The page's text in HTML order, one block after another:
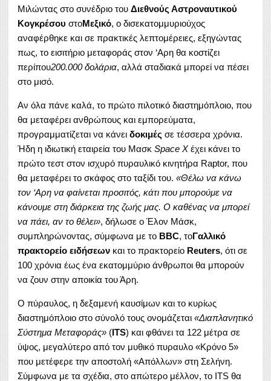
Μιλώντας στο συνέδριο του Διεθνούς Αστροναυτικού
Κογκρέσου στοΜεξικό, ο δισεκατομμυριούχος
αναφέρθηκε και σε πρακτικές λεπτομέρειες, εξηγώντας
πως, το εισιτήριο μεταφοράς στον ‘Αρη θα κοστίζει
περίπου200.000 δολάρια, αλλά σταδιακά μπορεί να πέσει
στο μισό.
Αν όλα πάνε καλά, το πρώτο πιλοτικό διαστημόπλοιο, που
θα μεταφέρει ανθρώπους και εμπορεύματα,
προγραμματίζεται να κάνει δοκιμές σε τέσσερα χρόνια.
Ήδη η ιδιωτική εταιρεία του Μασκ Space Xέχει κάνει το
πρώτο τεστ στον ισχυρό πυραυλικό κινητήρα Raptor, που
θα μεταφέρει το σκάφος στο ταξίδι του. «Θέλω να κάνω
τον ‘Αρη να φαίνεται προσιτός, κάτι που μπορούμε να
κάνουμε στη διάρκεια της ζωής μας. Ο καθένας να μπορεί
να πάει, αν το θέλει», δήλωσε ο Έλον Μάσκ,
συμπληρώνοντας, σύμφωνα με το BBC, τοΓαλλικό
πρακτορείο ειδήσεων και το πρακτορείο Reuters, ότι σε
100 χρόνια έως ένα εκατομμύριο άνθρωποι θα μπορούν
να ζουν στην αποικία του Άρη.
Ο πύραυλος, η δεξαμενή καυσίμων και το κυρίως
διαστημόπλοιο στο σύνολό τους ονομάζεται «Διαπλανητικό
Σύστημα Μεταφοράς» (ITS) και φθάνει τα 122 μέτρα σε
ύψος, μεγαλύτερο από τον μυθικό πυραυλο «Κρόνο 5»
που μετέφερε την αποστολή «Απόλλων» στη Σελήνη.
Σύμφωνα με τα σχέδια, στο απώτερο μέλλον, το ITS θα